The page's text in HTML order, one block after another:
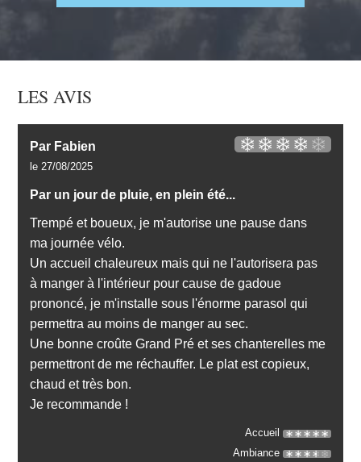
LES AVIS
Par Fabien
le 27/08/2025
Par un jour de pluie, en plein été...
Trempé et boueux, je m'autorise une pause dans
ma journée vélo.
Un accueil chaleureux mais qui ne l'autorisera pas
à manger à l'intérieur pour cause de gadoue
prononcé, je m'installe sous l'énorme parasol qui
permettra au moins de manger au sec.
Une bonne croûte Grand Pré et ses chanterelles me
permettront de me réchauffer. Le plat est copieux,
chaud et très bon.
Je recommande !
Accueil
Ambiance